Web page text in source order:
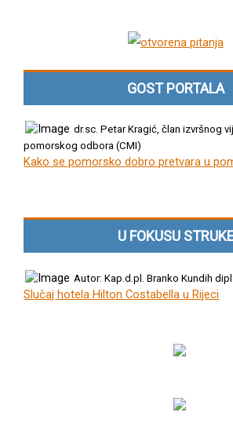
GOST PORTALA
dr.sc. Petar Kragić, član izvršnog
pomorskog odbora (CMI)
Kako se pomorsko dobro pretvara u
U FOKUSU
Autor: Kap.d.pl. Branko Kundih
Slučaj hotela Hilton Costabella u Rijeci